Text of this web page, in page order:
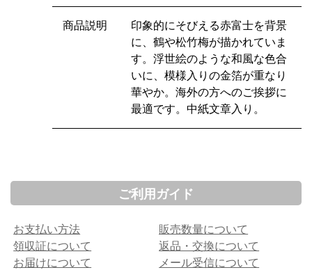
商品説明
印象的にそびえる赤富士を背景
に、鶴や松竹梅が描かれていま
す。浮世絵のような和風な色合
いに、模様入りの金箔が重なり
華やか。海外の方へのご挨拶に
最適です。中紙文章入り。
ご利用ガイド
お支払い方法
領収証について
お届けについて
販売数量について
返品・交換について
メール受信について